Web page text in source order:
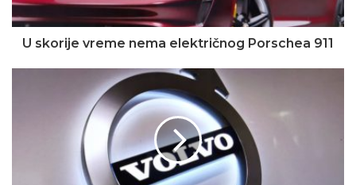
U skorije vreme nema električnog Porschea 911